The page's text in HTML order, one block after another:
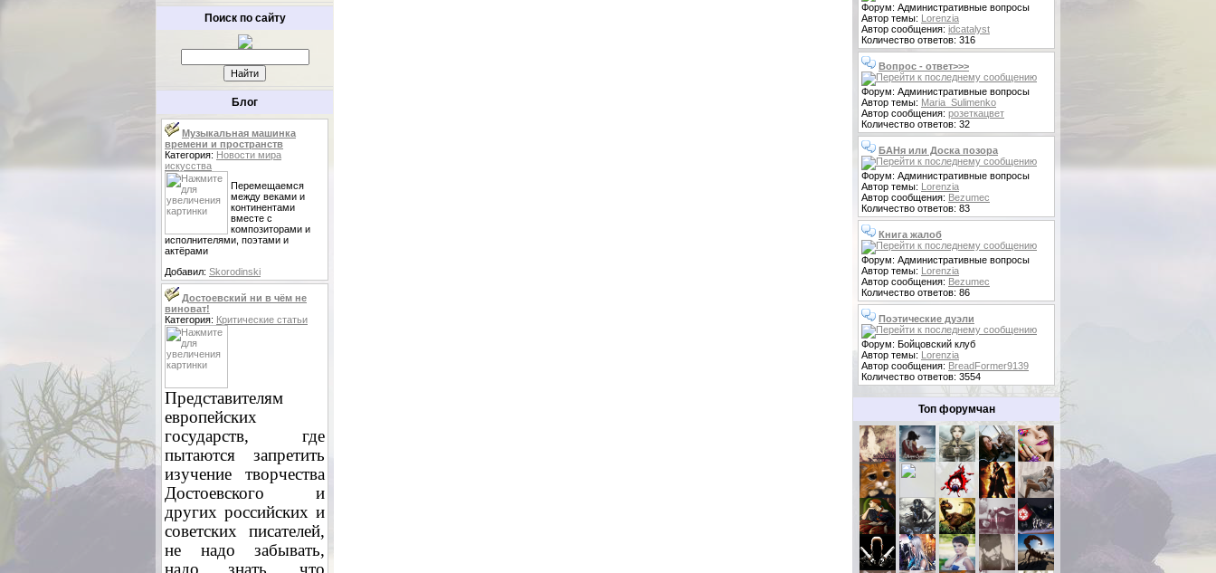
Поиск по сайту
Блог
Музыкальная машинка
времени и пространств
Категория: Новости мира
искусства
Перемещаемся
между веками и
континентами
вместе с
композиторами и
исполнителями, поэтами и
актёрами
Добавил: Skorodinski
Достоевский ни в чём не
виноват!
Категория: Критические статьи
Представителям
европейских
государств, где
пытаются запретить
изучение творчества
Достоевского и
других российских и
советских писателей,
не надо забывать,
надо знать, что
Форум: Административные вопросы
Автор темы: Lorenzia
Автор сообщения: idcatalyst
Количество ответов: 316
Вопрос - ответ>>>
Форум: Административные вопросы
Автор темы: Maria_Sulimenko
Автор сообщения: розеткацвет
Количество ответов: 32
БАНя или Доска позора
Форум: Административные вопросы
Автор темы: Lorenzia
Автор сообщения: Bezumec
Количество ответов: 83
Книга жалоб
Форум: Административные вопросы
Автор темы: Lorenzia
Автор сообщения: Bezumec
Количество ответов: 86
Поэтические дуэли
Форум: Бойцовский клуб
Автор темы: Lorenzia
Автор сообщения: BreadFormer9139
Количество ответов: 3554
Топ форумчан